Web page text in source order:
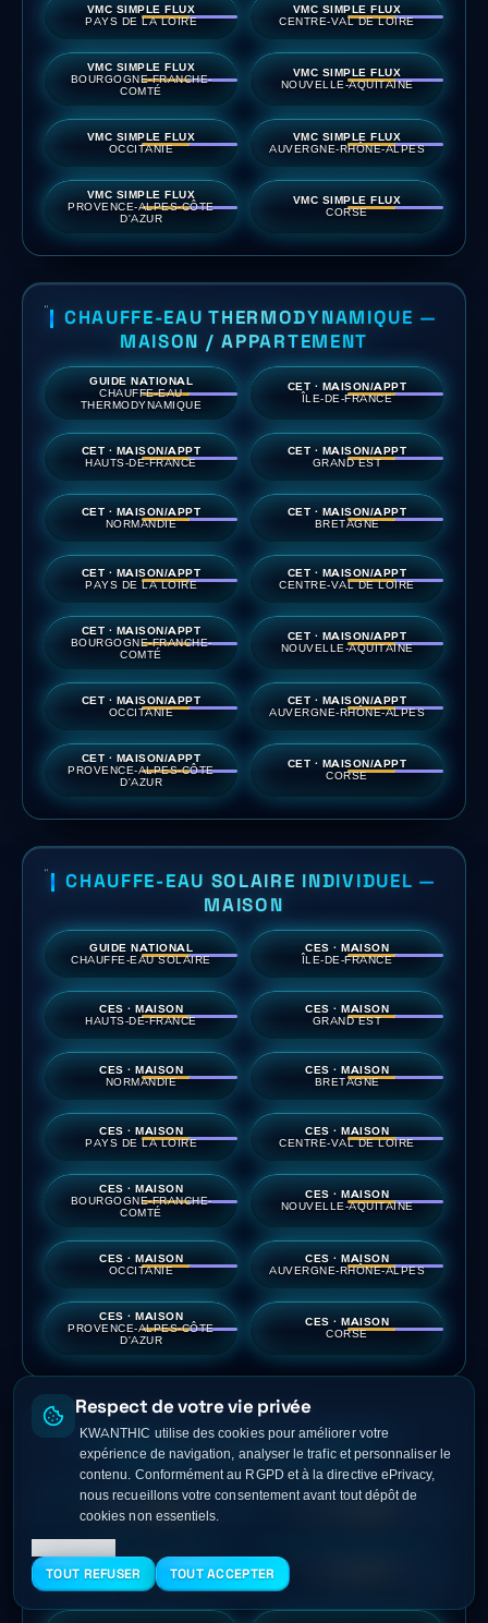
Respect de votre vie privée
KWANTHIC utilise des cookies pour améliorer votre
expérience de navigation, analyser le trafic et personnaliser le
contenu. Conformément au RGPD et à la directive ePrivacy,
nous recueillons votre consentement avant tout dépôt de
cookies non essentiels.
TOUT REFUSER TOUT ACCEPTER
VMC SIMPLE FLUX
PAYS DE LA LOIRE
VMC SIMPLE FLUX
CENTRE-VAL DE LOIRE
VMC SIMPLE FLUX
BOURGOGNE-FRANCHE-
COMTÉ
VMC SIMPLE FLUX
NOUVELLE-AQUITAINE
VMC SIMPLE FLUX
OCCITANIE
VMC SIMPLE FLUX
AUVERGNE-RHÔNE-ALPES
VMC SIMPLE FLUX
PROVENCE-ALPES-CÔTE
D'AZUR
VMC SIMPLE FLUX
CORSE
CHAUFFE-EAU THERMODYNAMIQUE —
MAISON / APPARTEMENT
GUIDE NATIONAL
CHAUFFE-EAU
THERMODYNAMIQUE
CET · MAISON/APPT
ÎLE-DE-FRANCE
CET · MAISON/APPT
HAUTS-DE-FRANCE
CET · MAISON/APPT
GRAND EST
CET · MAISON/APPT
NORMANDIE
CET · MAISON/APPT
BRETAGNE
CET · MAISON/APPT
PAYS DE LA LOIRE
CET · MAISON/APPT
CENTRE-VAL DE LOIRE
CET · MAISON/APPT
BOURGOGNE-FRANCHE-
COMTÉ
CET · MAISON/APPT
NOUVELLE-AQUITAINE
CET · MAISON/APPT
OCCITANIE
CET · MAISON/APPT
AUVERGNE-RHÔNE-ALPES
CET · MAISON/APPT
PROVENCE-ALPES-CÔTE
D'AZUR
CET · MAISON/APPT
CORSE
CHAUFFE-EAU SOLAIRE INDIVIDUEL —
MAISON
GUIDE NATIONAL
CHAUFFE-EAU SOLAIRE
CES · MAISON
ÎLE-DE-FRANCE
CES · MAISON
HAUTS-DE-FRANCE
CES · MAISON
GRAND EST
CES · MAISON
NORMANDIE
CES · MAISON
BRETAGNE
CES · MAISON
PAYS DE LA LOIRE
CES · MAISON
CENTRE-VAL DE LOIRE
CES · MAISON
BOURGOGNE-FRANCHE-
COMTÉ
CES · MAISON
NOUVELLE-AQUITAINE
CES · MAISON
OCCITANIE
CES · MAISON
AUVERGNE-RHÔNE-ALPES
CES · MAISON
PROVENCE-ALPES-CÔTE
D'AZUR
CES · MAISON
CORSE
PANNEAUX PHOTOVOLTAÏQUES —
MAISON / APPARTEMENT
PHOTOVOLTAÏQUE
PV · MAISON/APPT
PV · MAISON/APPT
HAUTS-DE-FRANCE